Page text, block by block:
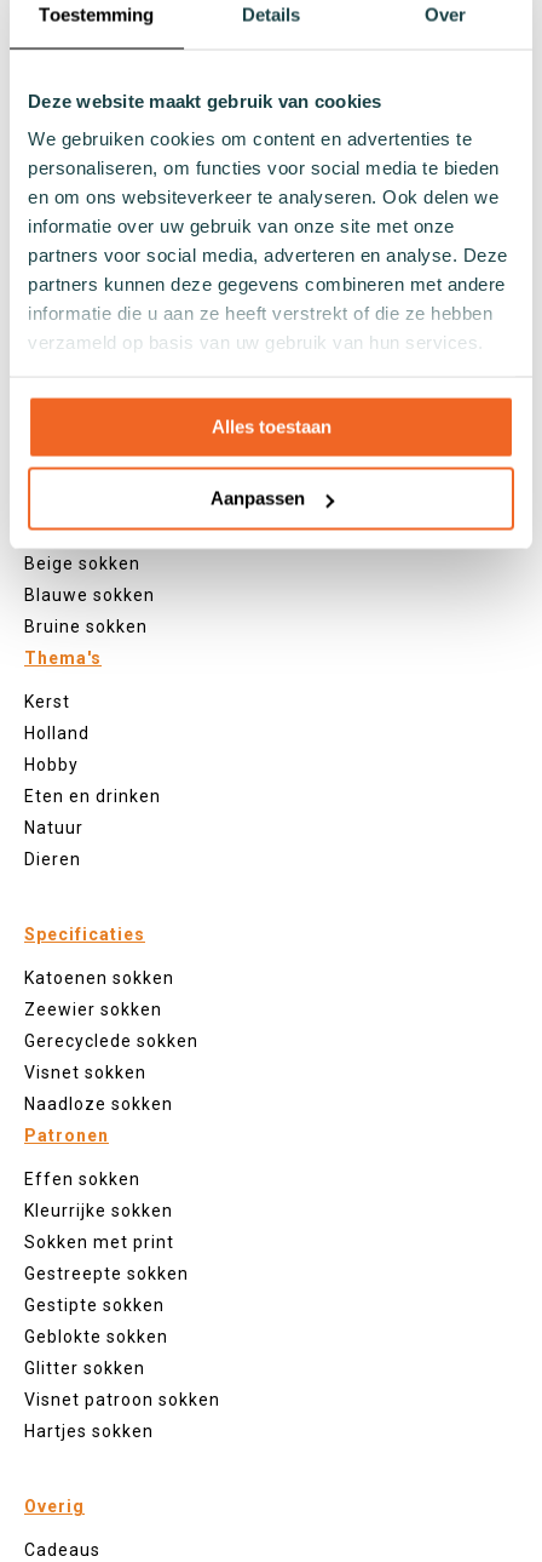
Toestemming Details Over
Deze website maakt gebruik van cookies
We gebruiken cookies om content en advertenties te
personaliseren, om functies voor social media te bieden
en om ons websiteverkeer te analyseren. Ook delen we
informatie over uw gebruik van onze site met onze
partners voor social media, adverteren en analyse. Deze
partners kunnen deze gegevens combineren met andere
informatie die u aan ze heeft verstrekt of die ze hebben
verzameld op basis van uw gebruik van hun services.
Alles toestaan
Aanpassen
Footies
Sneakersokken
Normale sokken
Kniekousen
Panty's
Kleuren
Veel kleurige sokken
Witte sokken
Zwarte sokken
Grijze sokken
Groene sokken
Paarse sokken
Rode sokken
Beige sokken
Blauwe sokken
Bruine sokken
Thema's
Kerst
Holland
Hobby
Eten en drinken
Natuur
Dieren
Specificaties
Katoenen sokken
Zeewier sokken
Gerecyclede sokken
Visnet sokken
Naadloze sokken
Patronen
Effen sokken
Kleurrijke sokken
Sokken met print
Gestreepte sokken
Gestipte sokken
Geblokte sokken
Glitter sokken
Visnet patroon sokken
Hartjes sokken
Overig
Cadeaus